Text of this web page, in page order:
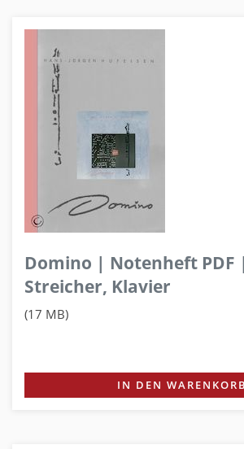
Domino | Notenheft PDF
Streicher, Klavier
(17 MB)
IN DEN WARENKORB